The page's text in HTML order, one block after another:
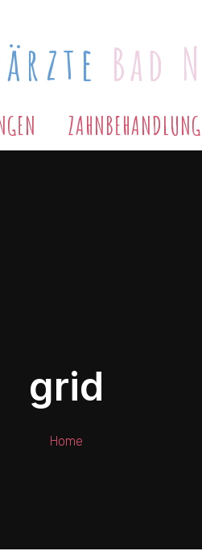
Bad
GEN ZAHNBEHANDLUNG
grid
Home